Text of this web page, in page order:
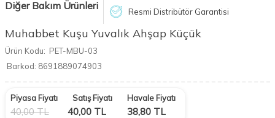
Diğer Bakım Ürünleri Resmi Distribütör Garantisi
Muhabbet Kuşu Yuvalık Ahşap Küçük
Ürün Kodu: PET-MBU-03
Barkod: 8691889074903
Piyasa Fiyatı
40,00TL
Satış Fiyatı
40,00 TL
Havale Fiyatı
38,80 TL